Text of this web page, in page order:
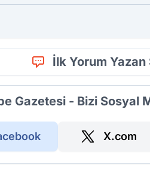
İlk Yorum Yazan
Gazetesi - Bizi Sosyal
X.com